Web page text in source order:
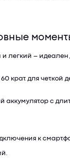
легкий – идеален
крат для четкой
аккумулятор с
к